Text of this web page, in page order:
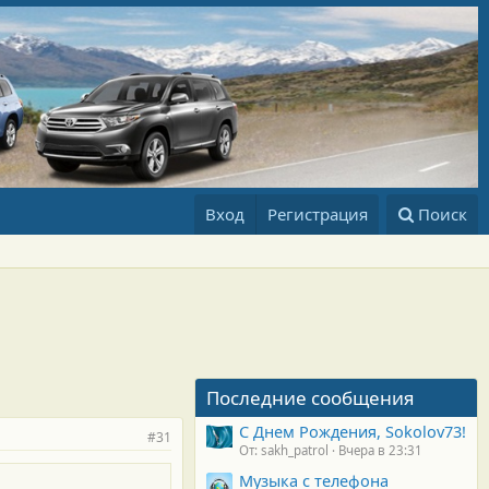
Вход Регистрация Поиск
#31
Последние сообщения
С Днем Рождения, Sokolov73!
От: sakh_patrol Вчера в 23:31
Музыка с телефона